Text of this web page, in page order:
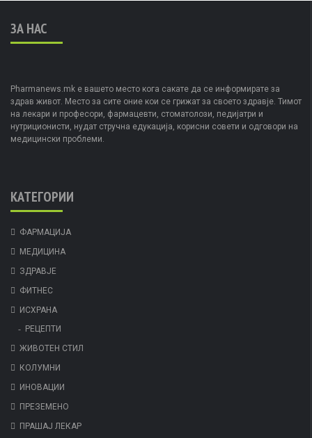
ЗА НАС
Pharmanews.mk е вашето место кога сакате да се информирате за
здрав живот. Место за сите оние кои се грижат за своето здравје. Тимот
на лекари и професори, фармацевти, стоматолози, педијатри и
нутриционисти, нудат стручна едукација, корисни совети и одговори на
медицински проблеми.
КАТЕГОРИИ
ФАРМАЦИЈА
МЕДИЦИНА
ЗДРАВЈЕ
ФИТНЕС
ИСХРАНА
РЕЦЕПТИ
ЖИВОТЕН СТИЛ
КОЛУМНИ
ИНОВАЦИИ
ПРЕЗЕМЕНО
ПРАШАЈ ЛЕКАР